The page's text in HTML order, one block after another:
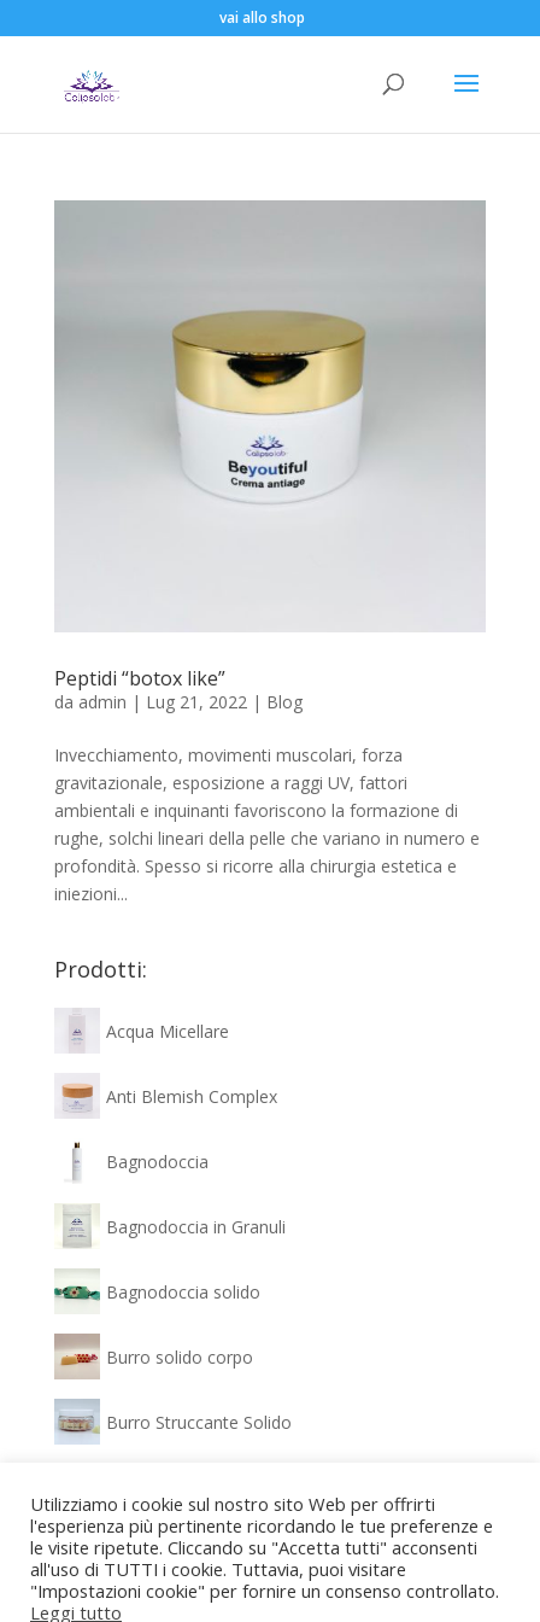
vai allo shop
Peptidi “botox like”
da admin | Lug 21, 2022| Blog
Invecchiamento, movimenti muscolari, forza
gravitazionale, esposizione a raggi UV, fattori
ambientali e inquinanti favoriscono la formazione di
rughe, solchi lineari della pelle che variano in numero e
profondità. Spesso si ricorre alla chirurgia estetica e
iniezioni...
Prodotti:
Acqua Micellare
Anti Blemish Complex
Bagnodoccia
Bagnodoccia in Granuli
Bagnodoccia solido
Burro solido corpo
Burro Struccante Solido
Confezione regalo Bagnodoccia e Gel idratante
Confezione regalo Detergente viso e Crema
Utilizziamo i cookie sul nostro sito Web per offrirti
l'esperienza più pertinente ricordando le tue preferenze e
le visite ripetute. Cliccando su "Accetta tutti" acconsenti
all'uso di TUTTI i cookie. Tuttavia, puoi visitare
"Impostazioni cookie" per fornire un consenso controllato.
Leggi tutto